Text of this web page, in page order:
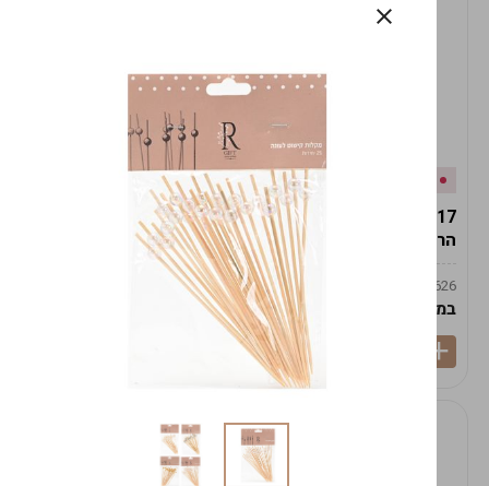
19617-2/17-אגרטל
הרמס 19ס"מ -לבן נקי
9009492379626
במארז
במלאי
19617/6-אגרטל הרמס
19ס"מ -לבן מנוקד
9009492379626
במארז